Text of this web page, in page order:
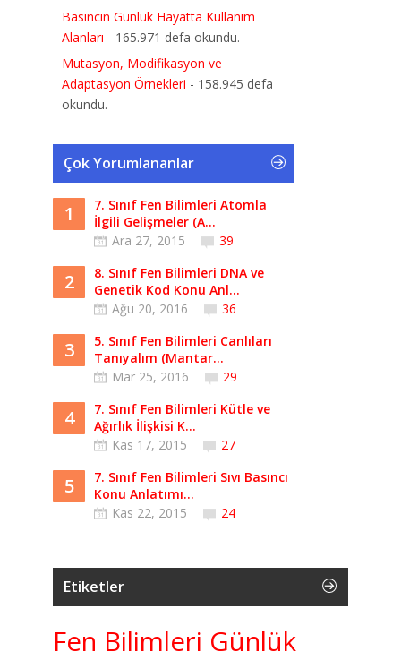
Basıncın Günlük Hayatta Kullanım
Alanları - 165.971 defa okundu.
Mutasyon, Modifikasyon ve
Adaptasyon Örnekleri - 158.945 defa
okundu.
Çok Yorumlananlar
1
7. Sınıf Fen Bilimleri Atomla
İlgili Gelişmeler (A...
Ara 27, 2015
39
2
8. Sınıf Fen Bilimleri DNA ve
Genetik Kod Konu Anl...
Ağu 20, 2016
36
3
5. Sınıf Fen Bilimleri Canlıları
Tanıyalım (Mantar...
Mar 25, 2016
29
4
7. Sınıf Fen Bilimleri Kütle ve
Ağırlık İlişkisi K...
Kas 17, 2015
27
5
7. Sınıf Fen Bilimleri Sıvı Basıncı
Konu Anlatımı...
Kas 22, 2015
24
Etiketler
Fen Bilimleri Günlük